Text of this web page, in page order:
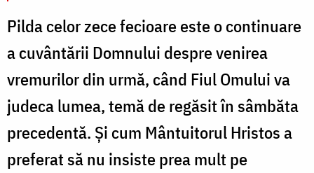
Pilda celor zece fecioare este o continuare
a cuvântării Domnului despre venirea
vremurilor din urmă, când Fiul Omului va
judeca lumea, temă de regăsit în sâmbăta
precedentă. Și cum Mântuitorul Hristos a
preferat să nu insiste prea mult pe